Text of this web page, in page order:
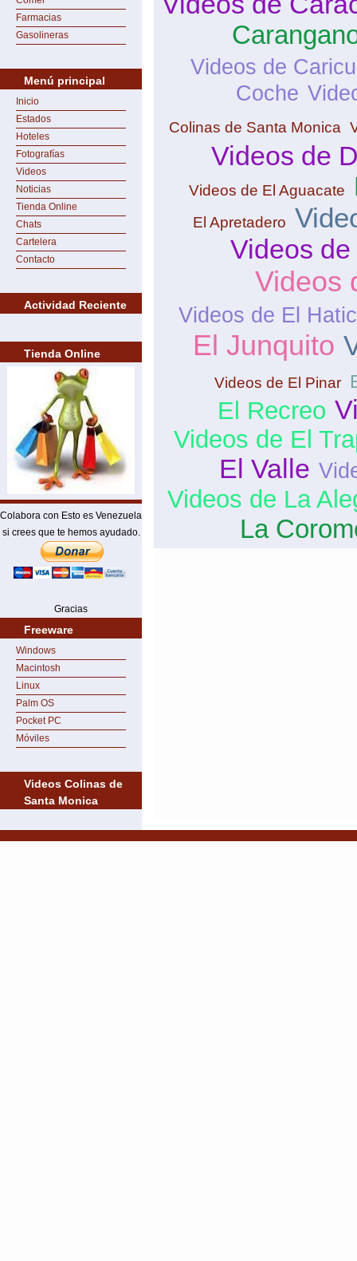
Farmacias
Gasolineras
Menú principal
Inicio
Estados
Hoteles
Fotografías
Videos
Noticias
Tienda Online
Chats
Cartelera
Contacto
Actividad Reciente
Tienda Online
Colabora con Esto es Venezuela
si crees que te hemos ayudado.
Gracias
Freeware
Windows
Macintosh
Linux
Palm OS
Pocket PC
Móviles
Videos Colinas de
Santa Monica
Videos de
Coche
Colinas de Santa Monica
Videos de
Videos de El Aguacate
El Apretadero
Videos
Videos
Videos de El
El Junquito
Videos de El Pinar
El Recreo
Videos de El
El Valle
Videos de La
La